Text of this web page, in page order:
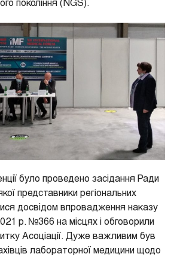
покоління (NGS).
було проведено засідання Ради
представники регіональних
досвідом впровадження наказу
р. №366 на місцях і обговорили
Асоціації. Дуже важливим був
лабораторної медицини щодо